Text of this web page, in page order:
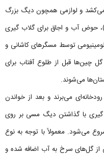
۴ تا ۷ ساعت طول می‌کشد و لوازمی همچون دیگ بزرگ
حوض آب و اجاق برای گلاب گیری
توسط مسگرهای کاشانی و
چین‌ها قبل از طلوع آفتاب برای
می‌شوند.
می‌برند و بعد از خواندن
گیری با گذاشتن دیگ مسی بر روی
می‌شود. معمولاً با توجه به نوع
از گل‌های سرخ به آب اضافه شده و